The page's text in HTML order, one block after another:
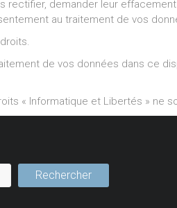
rectifier, demander leur
au traitement de vos
de vos données dans ce
« Informatique et Libertés » ne
Rechercher